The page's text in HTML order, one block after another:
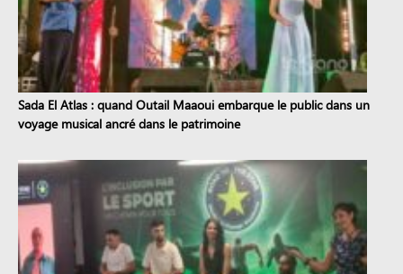
Sada El Atlas : quand Outail Maaoui embarque le public dans un
voyage musical ancré dans le patrimoine